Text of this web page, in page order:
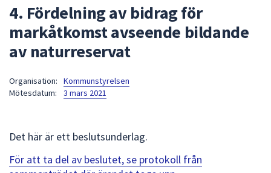
sökfältet
kommer
sökförslag
att
navigera
4. Fördelning av bidrag för
markåtkomst avseende bildande
av naturreservat
Organisation:
Kommunstyrelsen
Mötesdatum:
3 mars 2021
Det här är ett beslutsunderlag.
För att ta del av beslutet, se protokoll från